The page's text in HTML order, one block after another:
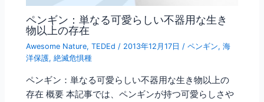
ペンギン：単なる可愛らしい不器用な生き
物以上の存在
Awesome Nature,TEDEd / 2013年12月17日/ペンギン,海
洋保護,絶滅危惧種
ペンギン：単なる可愛らしい不器用な生き物以上の
存在 概要 本記事では、ペンギンが持つ可愛らしさや